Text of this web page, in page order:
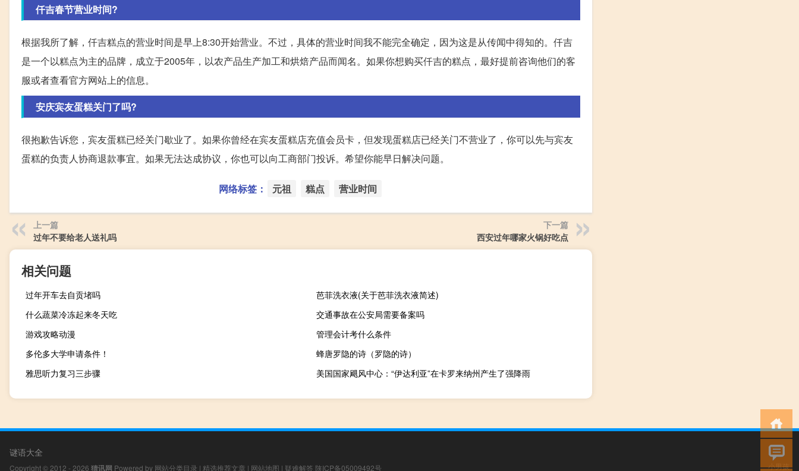
仟吉春节营业时间?
根据我所了解，仟吉糕点的营业时间是早上8:30开始营业。不过，具体的营业时间我不能完全确定，因为这是从传闻中得知的。仟吉
是一个以糕点为主的品牌，成立于2005年，以农产品生产加工和烘焙产品而闻名。如果你想购买仟吉的糕点，最好提前咨询他们的客
服或者查看官方网站上的信息。
安庆宾友蛋糕关门了吗?
很抱歉告诉您，宾友蛋糕已经关门歇业了。如果你曾经在宾友蛋糕店充值会员卡，但发现蛋糕店已经关门不营业了，你可以先与宾友
蛋糕的负责人协商退款事宜。如果无法达成协议，你也可以向工商部门投诉。希望你能早日解决问题。
网络标签： 元祖 糕点 营业时间
上一篇
过年不要给老人送礼吗
下一篇
西安过年哪家火锅好吃点
相关问题
过年开车去自贡堵吗
芭菲洗衣液(关于芭菲洗衣液简述)
什么蔬菜冷冻起来冬天吃
交通事故在公安局需要备案吗
游戏攻略动漫
管理会计考什么条件
多伦多大学申请条件！
蜂唐罗隐的诗（罗隐的诗）
雅思听力复习三步骤
美国国家飓风中心：“伊达利亚”在卡罗来纳州产生了强降雨
谜语大全
Copyright © 2012 - 2026 猜讯网 Powered by 网站分类目录 | 精选推荐文章 | 网站地图 | 疑难解答 陕ICP备05009492号 小男孩